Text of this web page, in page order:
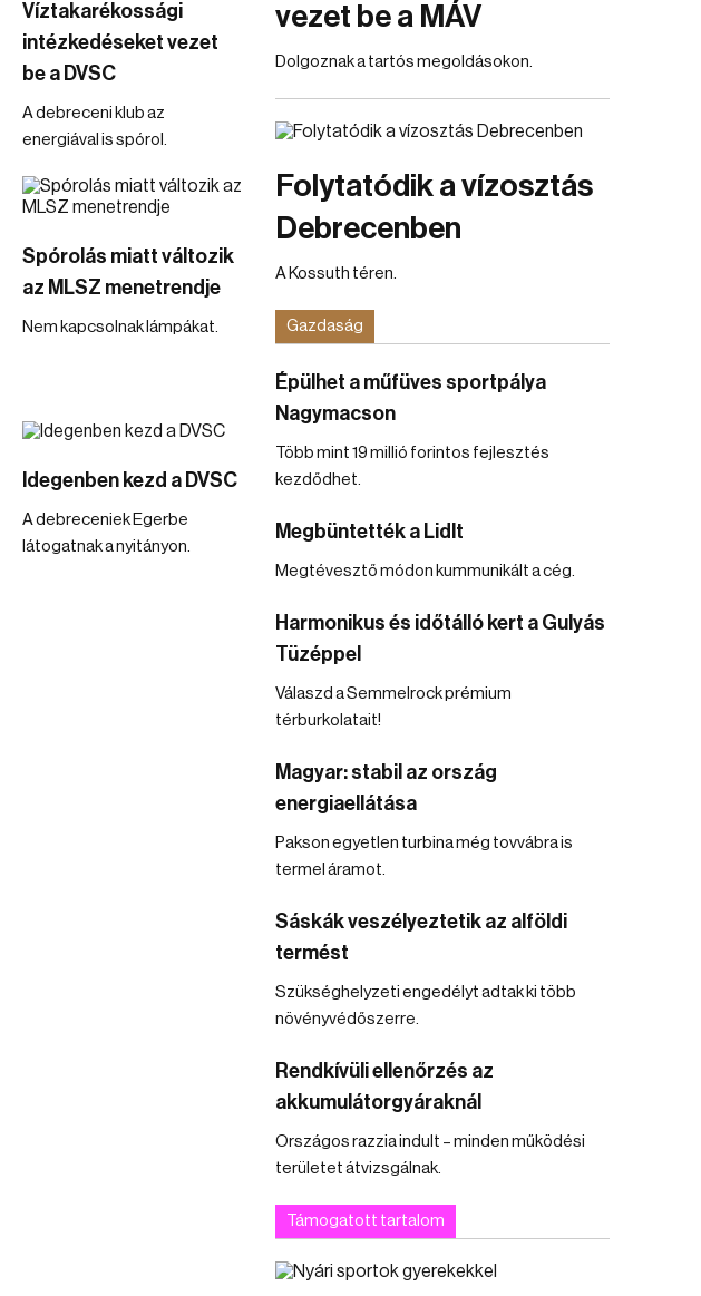
Víztakarékossági
intézkedéseket vezet
be a DVSC
A debreceni klub az
energiával is spórol.
Spórolás miatt változik
az MLSZ menetrendje
Nem kapcsolnak lámpákat.
Idegenben kezd a DVSC
A debreceniek Egerbe
látogatnak a nyitányon.
vezet be a MÁV
Dolgoznak a tartós megoldásokon.
Folytatódik a vízosztás
Debrecenben
A Kossuth téren.
Gazdaság
Épülhet a műfüves sportpálya
Nagymacson
Több mint 19 millió forintos fejlesztés
kezdődhet.
Megbüntették a Lidlt
Megtévesztő módon kummunikált a cég.
Harmonikus és időtálló kert a Gulyás
Tüzéppel
Válaszd a Semmelrock prémium
térburkolatait!
Magyar: stabil az ország
energiaellátása
Pakson egyetlen turbina még tovvábra is
termel áramot.
Sáskák veszélyeztetik az alföldi
termést
Szükséghelyzeti engedélyt adtak ki több
növényvédőszerre.
Rendkívüli ellenőrzés az
akkumulátorgyáraknál
Országos razzia indult – minden működési
területet átvizsgálnak.
Támogatott tartalom